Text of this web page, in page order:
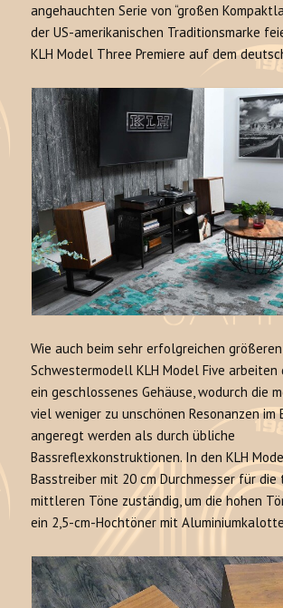
angehauchten Serie von “großen
der US-amerikanischen Traditionsmarke
KLH Model Three Premiere auf dem
Wie auch beim sehr erfolgreichen größeren
Schwestermodell KLH Model Five arbeiten
ein geschlossenes Gehäuse, wodurch die
viel weniger zu unschönen Resonanzen im
angeregt werden als durch übliche
Bassreflexkonstruktionen. In den KLH
Basstreiber mit 20 cm Durchmesser für
mittleren Töne zuständig, um die hohen
ein 2,5-cm-Hochtöner mit